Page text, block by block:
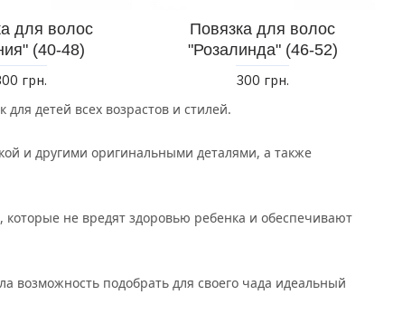
детей всех возрастов и стилей.
и другими оригинальными деталями, а также
которые не вредят здоровью ребенка и обеспечивают
возможность подобрать для своего чада идеальный
для волос
(40-48)
грн.
Повязка для волос
"Розалинда" (46-52)
300 грн.